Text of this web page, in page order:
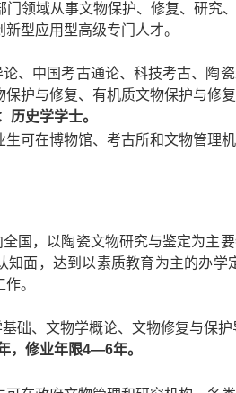
门领域从事文物保护、修复、研究
型应用型高级专门人才。
、中国考古通论、科技考古、陶
保护与修复、有机质文物保护与修
历史学学士。
生可在博物馆、 考古所和文物管理
国，以陶瓷文物研究与鉴定为主
知面，达到以素质教育为主的办
。
础、文物学概论、文物修复与保
，修业年限4—6年。